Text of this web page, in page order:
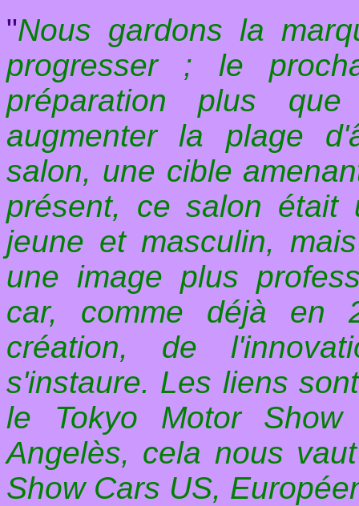
"Nous gardons la
progresser ; le
préparation plus
augmenter la plage
salon, une cible
présent, ce salon était
jeune et masculin,
une image plus
car, comme déjà en
création, de
s'instaure. Les liens
le Tokyo Motor
Angelès, cela nous
Show Cars US,